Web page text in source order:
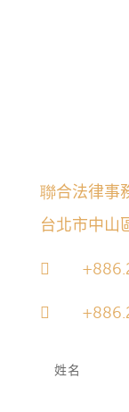
聯合法律事
台北市中山

